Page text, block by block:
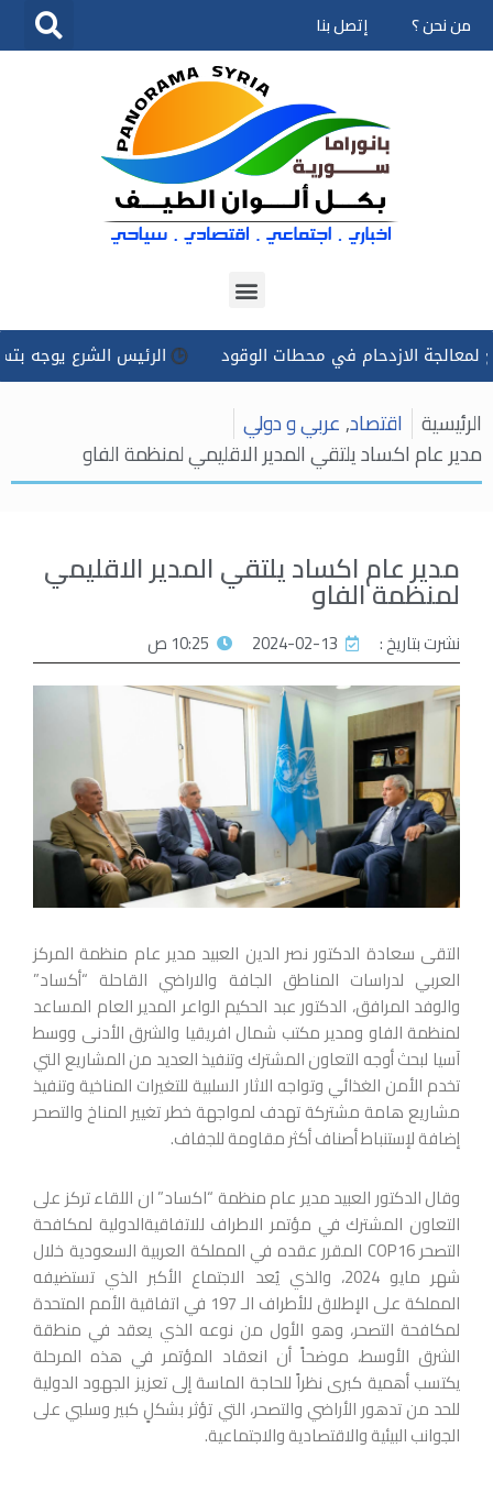
تخطى
من نحن ؟ إتصل بنا
الازدحام في محطات الوقود الرئيس الشرع يوجه بتسخير كل
الرئيسية اقتصاد,عربي و دولي
مدير عام اكساد يلتقي المدير الاقليمي لمنظمة الفاو
مدير عام اكساد يلتقي المدير الاقليمي
لمنظمة الفاو
نشرت بتاريخ : 2024-02-13 10:25 ص
التقى سعادة الدكتور نصر الدين العبيد مدير عام منظمة المركز
العربي لدراسات المناطق الجافة والاراضي القاحلة “أكساد”
والوفد المرافق، الدكتور عبد الحكيم الواعر المدير العام المساعد
لمنظمة الفاو ومدير مكتب شمال افريقيا والشرق الأدنى ووسط
آسيا لبحث أوجه التعاون المشترك وتنفيذ العديد من المشاريع التي
تخدم الأمن الغذائي وتواجه الاثار السلبية للتغيرات المناخية وتنفيذ
مشاريع هامة مشتركة تهدف لمواجهة خطر تغيير المناخ والتصحر
إضافة لإستنباط أصناف أكثر مقاومة للجفاف.
وقال الدكتور العبيد مدير عام منظمة “اكساد” ان اللقاء تركز على
التعاون المشترك في مؤتمر الاطراف للاتفاقيةالدولية لمكافحة
التصحر COP16 المقرر عقده في المملكة العربية السعودية خلال
شهر مايو 2024، والذي يُعد الاجتماع الأكبر الذي تستضيفه
المملكة على الإطلاق للأطراف الـ 197 في اتفاقية الأمم المتحدة
لمكافحة التصحر، وهو الأول من نوعه الذي يعقد في منطقة
الشرق الأوسط، موضحاً أن انعقاد المؤتمر في هذه المرحلة
يكتسب أهمية كبرى نظراً للحاجة الماسة إلى تعزيز الجهود الدولية
للحد من تدهور الأراضي والتصحر، التي تؤثر بشكلٍ كبير وسلبي على
الجوانب البيئية والاقتصادية والاجتماعية.